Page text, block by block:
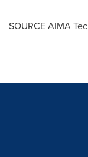
SOURCE AIMA